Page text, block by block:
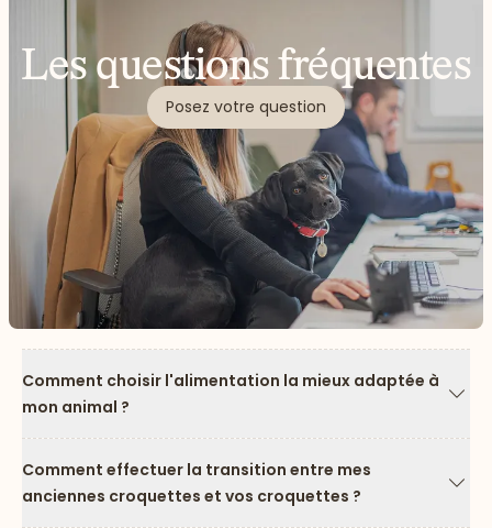
Les questions fréquentes
Posez votre question
Comment choisir l'alimentation la mieux adaptée à
mon animal ?
Comment effectuer la transition entre mes
anciennes croquettes et vos croquettes ?